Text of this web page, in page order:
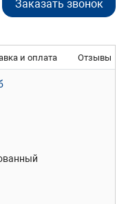
Заказать звонок
и оплата Отзывы